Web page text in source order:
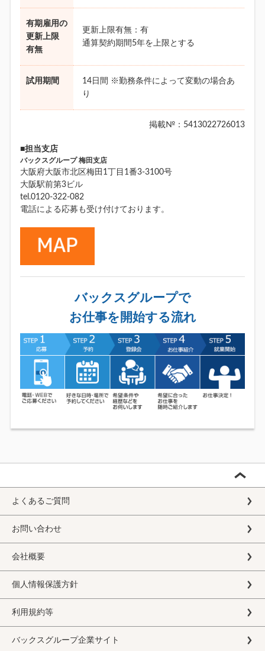
有期雇用の
更新上限
有無
更新上限有無：有
通算契約期間5年を上限とする
試用期間
14日間 ※勤務条件によって変動の場合あ
り
掲載№：5413022726013
■担当支店
バックスグループ 梅田支店
大阪府大阪市北区梅田1丁目1番3-3100号
大阪駅前第3ビル
tel.0120-322-082
電話による応募も受け付けております。
バックスグループで
お仕事を開始する流れ
よくあるご質問
お問い合わせ
会社概要
個人情報保護方針
利用規約等
バックスグループ企業サイト